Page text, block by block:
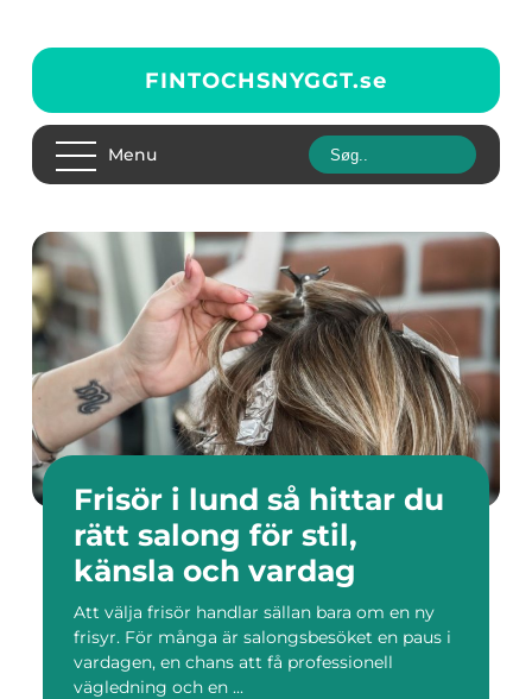
FINTOCHSNYGGT.se
Menu
Frisör i lund så hittar du
rätt salong för stil,
känsla och vardag
Att välja frisör handlar sällan bara om en ny
frisyr. För många är salongsbesöket en paus i
vardagen, en chans att få professionell
vägledning och en ...